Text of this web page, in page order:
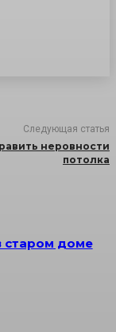
Следующая статья
неровности
потолка
старом доме